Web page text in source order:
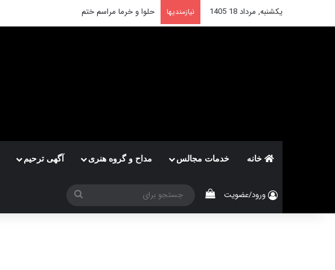
یکشنبه, مرداد 18 1405 نیازمندیها حلوا و خرما مراسم ختم
خانه خدمات مجالس مداح و گروه هنری آگهی ترحیم
ورود/عضویت دیدن سبد خرید
جستجو
برای